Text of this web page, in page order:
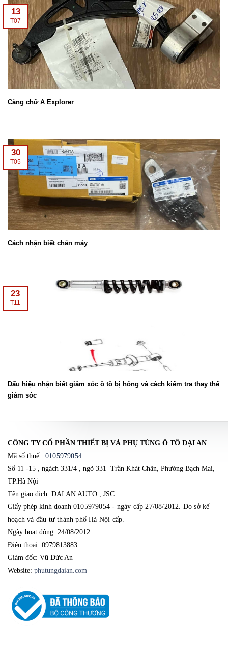
13
T07
Càng chữ A Explorer
30
T05
Cách nhận biết chân máy
23
T11
Dấu hiệu nhận biết giảm xóc ô tô bị hỏng và cách kiểm tra thay thế
giảm sóc
CÔNG TY CỔ PHẦN THIẾT BỊ VÀ PHỤ TÙNG Ô TÔ ĐẠI AN
Mã số thuế: 0105979054
Số 11 -15 , ngách 331/4 , ngõ 331 Trần Khát Chân, Phường Bạch Mai,
TP.Hà Nội
Tên giao dịch: DAI AN AUTO., JSC
Giấy phép kinh doanh 0105979054 - ngày cấp 27/08/2012. Do sở kế
hoạch và đầu tư thành phố Hà Nội cấp.
Ngày hoạt động: 24/08/2012
Điện thoại: 0979813883
Giám đốc: Vũ Đức An
Website: phutungdaian.com